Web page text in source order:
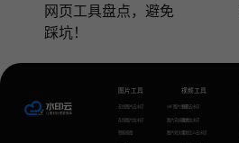
网页工具盘点，避免
踩坑！
图片工具
在线图片去水印
在线图片加水印
智能抠图
GIF图片生成
图片无损放大
图片转文字
视频工具
视频去水印
视频加水印
视频怎么去水印